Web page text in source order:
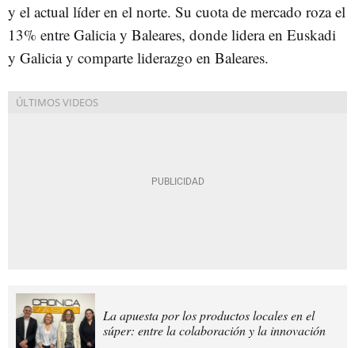
y el actual líder en el norte. Su cuota de mercado roza el
13% entre Galicia y Baleares, donde lidera en Euskadi
y Galicia y comparte liderazgo en Baleares.
La apuesta por los productos locales en el
súper: entre la colaboración y la innovación